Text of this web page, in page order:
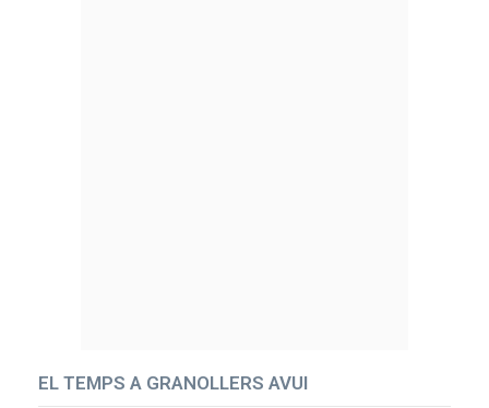
EL TEMPS A GRANOLLERS AVUI